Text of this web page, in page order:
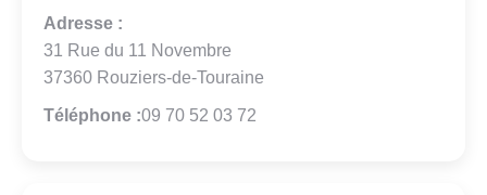
Adresse :
31 Rue du 11 Novembre
37360 Rouziers-de-Touraine
Téléphone :09 70 52 03 72